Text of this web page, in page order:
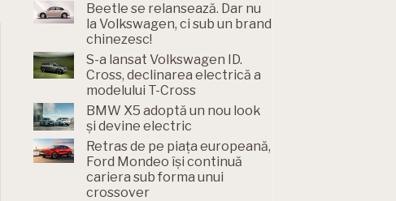
Beetle se relansează. Dar nu
la Volkswagen, ci sub un brand
chinezesc!
S-a lansat Volkswagen ID.
Cross, declinarea electrică a
modelului T-Cross
BMW X5 adoptă un nou look
și devine electric
Retras de pe piața europeană,
Ford Mondeo își continuă
cariera sub forma unui
crossover